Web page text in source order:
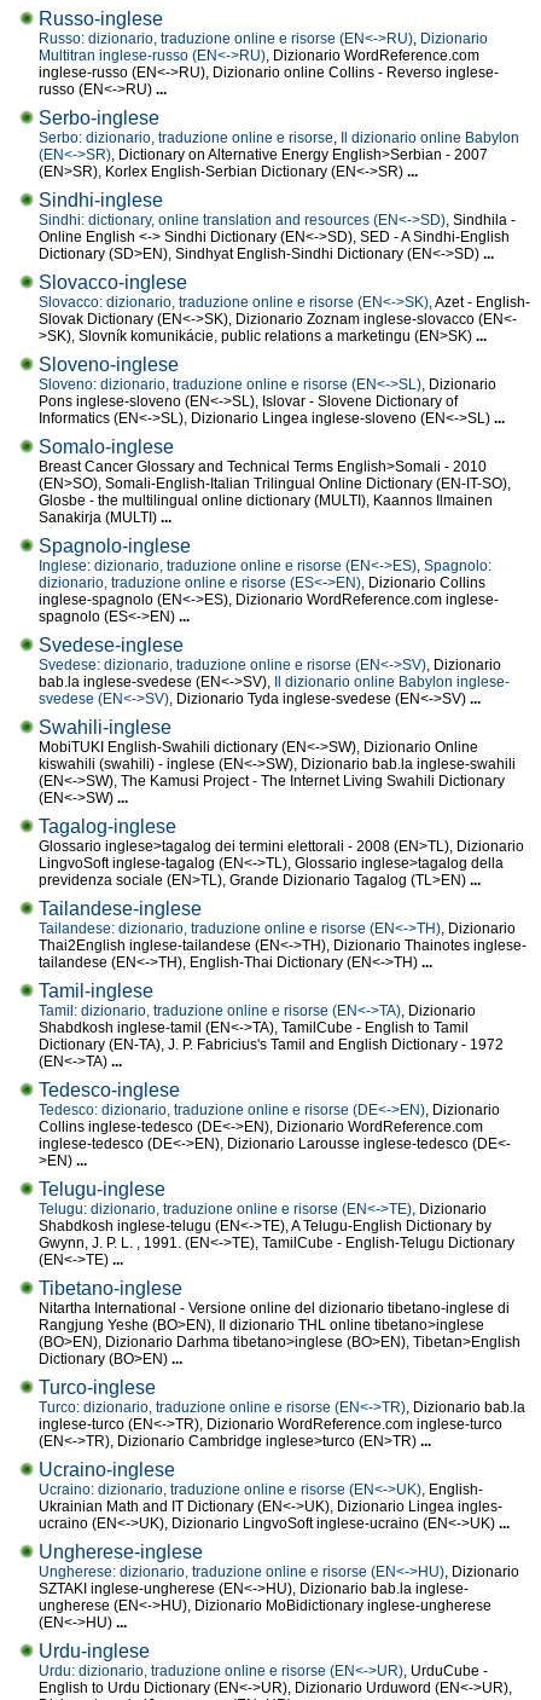
Russo-inglese
Russo: dizionario, traduzione online e risorse (EN<->RU), Dizionario
Multitran inglese-russo (EN<->RU), Dizionario WordReference.com
inglese-russo (EN<->RU), Dizionario online Collins - Reverso inglese-
russo (EN<->RU) ...
Serbo-inglese
Serbo: dizionario, traduzione online e risorse,
Il dizionario online Babylon
(EN<->SR), Dictionary on Alternative Energy English>Serbian - 2007
(EN>SR), Korlex English-Serbian Dictionary (EN<->SR) ...
Sindhi-inglese
Sindhi: dictionary, online translation and resources (EN<->SD), Sindhila -
Online English <-> Sindhi Dictionary (EN<->SD), SED - A Sindhi-English
Dictionary (SD>EN), Sindhyat English-Sindhi Dictionary (EN<->SD) ...
Slovacco-inglese
Slovacco: dizionario, traduzione online e risorse (EN<->SK), Azet - English-
Slovak Dictionary (EN<->SK), Dizionario Zoznam inglese-slovacco (EN<-
>SK), Slovník komunikácie, public relations a marketingu (EN>SK) ...
Sloveno-inglese
Sloveno: dizionario, traduzione online e risorse (EN<->SL), Dizionario
Pons inglese-sloveno (EN<->SL), Islovar - Slovene Dictionary of
Informatics (EN<->SL), Dizionario Lingea inglese-sloveno (EN<->SL) ...
Somalo-inglese
Breast Cancer Glossary and Technical Terms English>Somali - 2010
(EN>SO), Somali-English-Italian Trilingual Online Dictionary (EN-IT-SO),
Glosbe - the multilingual online dictionary (MULTI), Kaannos Ilmainen
Sanakirja (MULTI) ...
Spagnolo-inglese
Inglese: dizionario, traduzione online e risorse (EN<->ES), Spagnolo:
dizionario, traduzione online e risorse (ES<->EN), Dizionario Collins
inglese-spagnolo (EN<->ES), Dizionario WordReference.com inglese-
spagnolo (ES<->EN) ...
Svedese-inglese
Svedese: dizionario, traduzione online e risorse (EN<->SV), Dizionario
bab.la inglese-svedese (EN<->SV),
Il dizionario online Babylon inglese-
svedese (EN<->SV), Dizionario Tyda inglese-svedese (EN<->SV) ...
Swahili-inglese
MobiTUKI English-Swahili dictionary (EN<->SW), Dizionario Online
kiswahili (swahili) - inglese (EN<->SW), Dizionario bab.la inglese-swahili
(EN<->SW), The Kamusi Project - The Internet Living Swahili Dictionary
(EN<->SW) ...
Tagalog-inglese
Glossario inglese>tagalog dei termini elettorali - 2008 (EN>TL), Dizionario
LingvoSoft inglese-tagalog (EN<->TL), Glossario inglese>tagalog della
previdenza sociale (EN>TL), Grande Dizionario Tagalog (TL>EN) ...
Tailandese-inglese
Tailandese: dizionario, traduzione online e risorse (EN<->TH), Dizionario
Thai2English inglese-tailandese (EN<->TH), Dizionario Thainotes inglese-
tailandese (EN<->TH), English-Thai Dictionary (EN<->TH) ...
Tamil-inglese
Tamil: dizionario, traduzione online e risorse (EN<->TA), Dizionario
Shabdkosh inglese-tamil (EN<->TA), TamilCube - English to Tamil
Dictionary (EN-TA), J. P. Fabricius's Tamil and English Dictionary - 1972
(EN<->TA) ...
Tedesco-inglese
Tedesco: dizionario, traduzione online e risorse (DE<->EN), Dizionario
Collins inglese-tedesco (DE<->EN), Dizionario WordReference.com
inglese-tedesco (DE<->EN), Dizionario Larousse inglese-tedesco (DE<-
>EN) ...
Telugu-inglese
Telugu: dizionario, traduzione online e risorse (EN<->TE), Dizionario
Shabdkosh inglese-telugu (EN<->TE), A Telugu-English Dictionary by
Gwynn, J. P. L. , 1991. (EN<->TE), TamilCube - English-Telugu Dictionary
(EN<->TE) ...
Tibetano-inglese
Nitartha International - Versione online del dizionario tibetano-inglese di
Rangjung Yeshe (BO>EN), Il dizionario THL online tibetano>inglese
(BO>EN), Dizionario Darhma tibetano>inglese (BO>EN), Tibetan>English
Dictionary (BO>EN) ...
Turco-inglese
Turco: dizionario, traduzione online e risorse (EN<->TR), Dizionario bab.la
inglese-turco (EN<->TR), Dizionario WordReference.com inglese-turco
(EN<->TR), Dizionario Cambridge inglese>turco (EN>TR) ...
Ucraino-inglese
Ucraino: dizionario, traduzione online e risorse (EN<->UK), English-
Ukrainian Math and IT Dictionary (EN<->UK), Dizionario Lingea ingles-
ucraino (EN<->UK), Dizionario LingvoSoft inglese-ucraino (EN<->UK) ...
Ungherese-inglese
Ungherese: dizionario, traduzione online e risorse (EN<->HU), Dizionario
SZTAKI inglese-ungherese (EN<->HU), Dizionario bab.la inglese-
ungherese (EN<->HU), Dizionario MoBidictionary inglese-ungherese
(EN<->HU) ...
Urdu-inglese
Urdu: dizionario, traduzione online e risorse (EN<->UR), UrduCube -
English to Urdu Dictionary (EN<->UR), Dizionario Urduword (EN<->UR),